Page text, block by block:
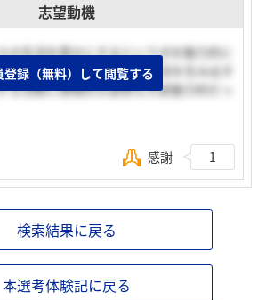
志望動機
の生活を豊かにするという点を魅力的に
店舗を通して地域の人の交流を生み出す
る活動に積極的な姿勢も大変魅力的だっ
登録（無料）して閲覧する
感謝 1
検索結果に戻る
本選考体験記に戻る